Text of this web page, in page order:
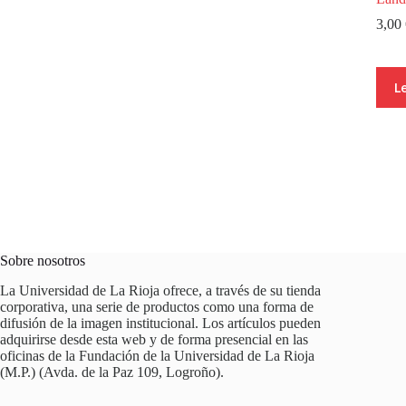
3,00
Sobre nosotros
La Universidad de La Rioja ofrece, a través de su tienda
corporativa, una serie de productos como una forma de
difusión de la imagen institucional. Los artículos pueden
adquirirse desde esta web y de forma presencial en las
oficinas de la Fundación de la Universidad de La Rioja
(M.P.) (Avda. de la Paz 109, Logroño).